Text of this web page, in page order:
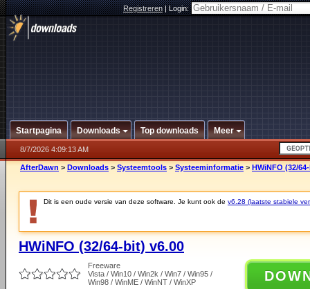
Registreren|Login:
Startpagina Downloads Top downloads Meer
8/7/2026 4:09:13 AM
AfterDawn > Downloads > Systeemtools > Systeeminformatie > HWiNFO (32/
Dit is een oude versie van deze software. Je kunt ook de v6.28 (laatste stabiele
HWiNFO (32/64-bit) v6.00
Freeware
Vista / Win10 / Win2k / Win7 / Win95 /
Win98 / WinME / WinNT / WinXP